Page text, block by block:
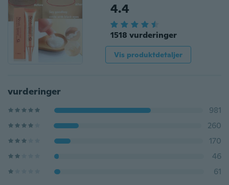
4.4
1518 vurderinger
Vis produktdetaljer
vurderinger
981
260
170
46
61